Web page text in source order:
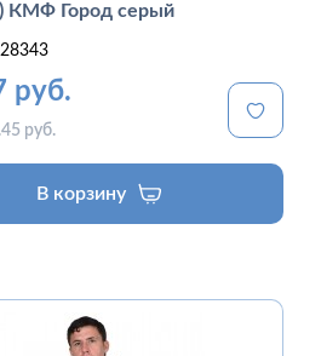
КМФ Город серый
руб.
руб.
В корзину